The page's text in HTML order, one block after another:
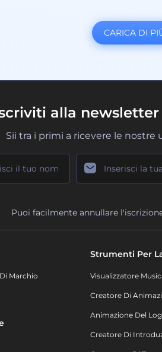
CARICA DI
alla
Sii tra i primi a ricevere le
Puoi facilmente annullare
Marchio
Strumenti Per
Visualizzatore
Creatore Di
Animazione Del
Creatore Di